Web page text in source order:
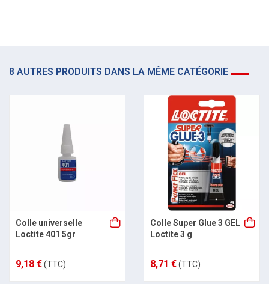
8 AUTRES PRODUITS DANS LA MÊME CATÉGORIE
Colle universelle
Loctite 401 5gr
9,18 €(TTC)
Colle Super Glue 3 GEL
Loctite 3 g
8,71 €(TTC)